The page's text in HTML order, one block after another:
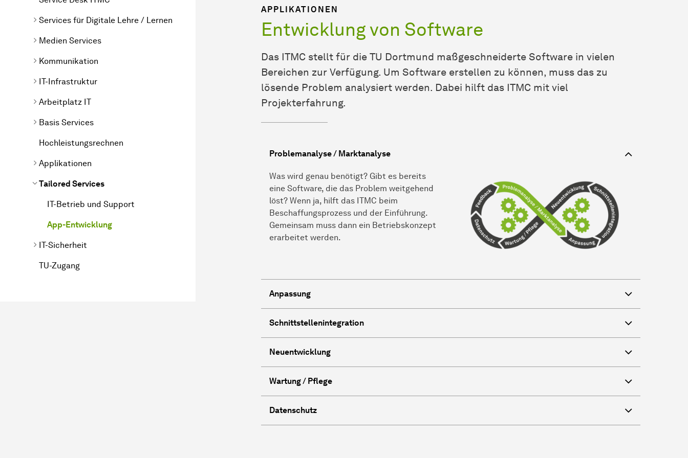
Services für Digitale Lehre / Lernen
Medien Services
Kommunikation
IT-Infrastruktur
Arbeitplatz IT
Basis Services
Hochleistungsrechnen
Applikationen
Tailored Services
IT-Betrieb und Support
App-Entwicklung
IT-Sicherheit
TU-Zugang
APPLIKATIONEN
Entwicklung von Software
Das ITMC stellt für die TU Dort­mund maßgeschneiderte Software in vielen
Bereichen zur Verfügung. Um Software erstellen zu können, muss das zu
lösende Problem analysiert werden. Dabei hilft das ITMC mit viel
Projekterfahrung.
Problemanalyse / Marktanalyse
Was wird genau benötigt? Gibt es bereits
eine Software, die das Problem weitgehend
löst? Wenn ja, hilft das ITMC beim
Beschaffungsprozess und der Einführung.
Gemeinsam muss dann ein Betriebskonzept
erarbeitet werden.
Anpassung
Schnittstellenintegration
Neuentwicklung
Wartung / Pflege
Datenschutz